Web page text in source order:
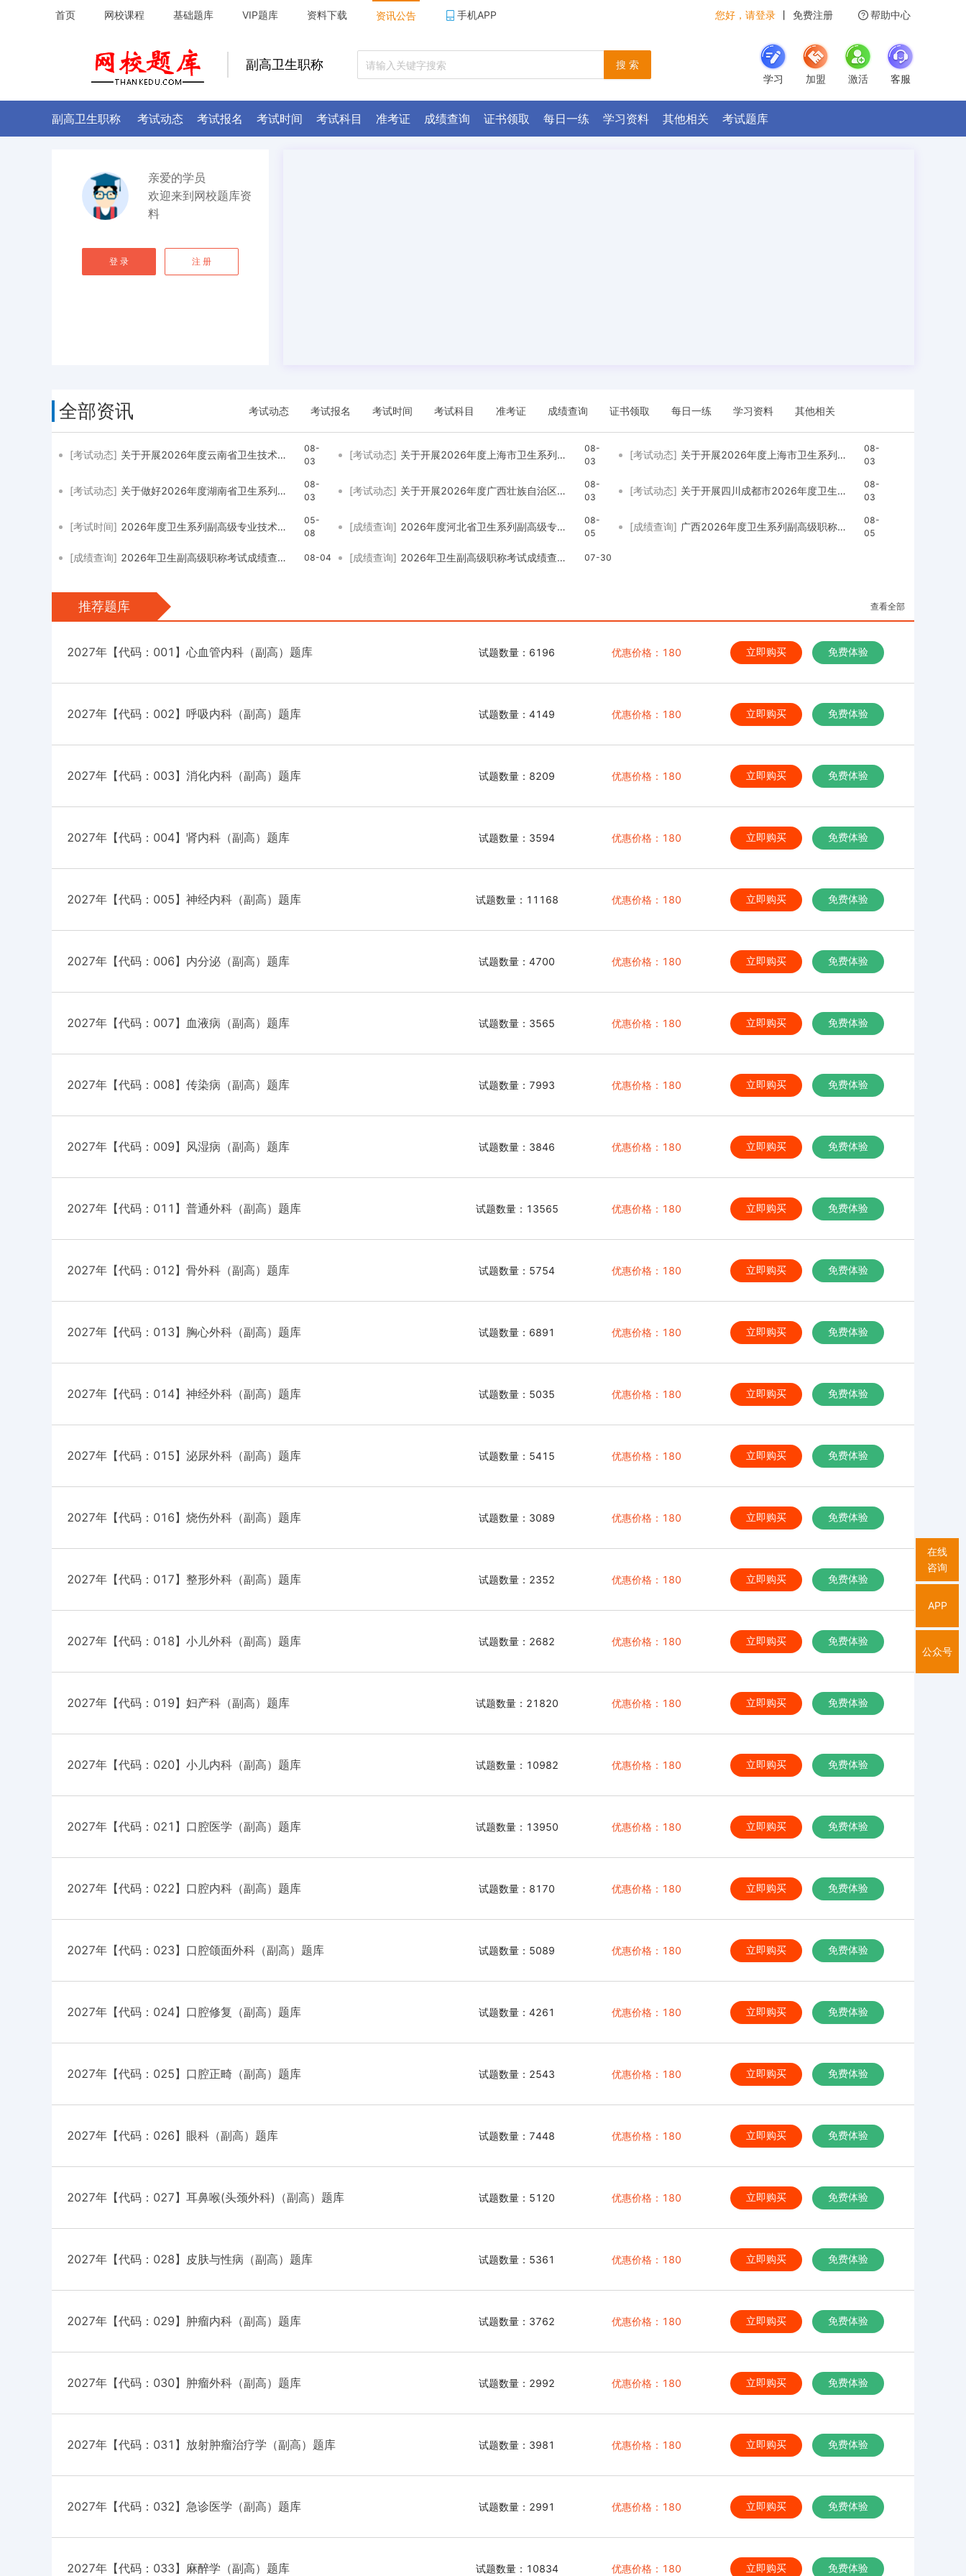
首页 网校课程 基础题库 VIP题库 资料下载 资讯公告 手机APP 您好，请登录 丨 免费注册 帮助中心
在线
咨询
APP
公众号
副高卫生职称
搜 索
学习
加盟 激活 客服
副高卫生职称 考试动态 考试报名 考试时间 考试科目 准考证 成绩查询 证书领取 每日一练 学习资料 其他相关 考试题库
亲爱的学员
欢迎来到网校题库资
料
登 录 注 册
全部资讯 考试动态 考试报名 考试时间 考试科目 准考证 成绩查询 证书领取 每日一练 学习资料 其他相关
[考试动态] 关于开展2026年度云南省卫生技术副高级职称申报评审工作的通知
08-
03
[考试动态] 关于开展2026年度上海市卫生系列社区卫生正高级职称申报工作的通知
08-
03
[考试动态] 关于开展2026年度上海市卫生系列副高级职称申报工作的通知
08-
03
[考试动态] 关于做好2026年度湖南省卫生系列副高级职称评审工作的通知
08-
03
[考试动态] 关于开展2026年度广西壮族自治区卫生系列副高级职称评审工作的通知
08-
03
[考试动态] 关于开展四川成都市2026年度卫生和基层卫生副高级职称评审工作的通知
08-
03
[考试时间] 2026年度卫生系列副高级专业技术资格考试时间定于2026年7月4日至5日举行
05-
08
[成绩查询] 2026年度河北省卫生系列副高级专业技术资格实践技能考试成绩查询的通知
08-
05
[成绩查询] 广西2026年度卫生系列副高级职称专业能力考试成绩即日发布
08-
05
[成绩查询] 2026年卫生副高级职称考试成绩查询通知 08-04 [成绩查询] 2026年卫生副高级职称考试成绩查询通知 07-30
推荐题库 查看全部
2027年【代码：001】心血管内科（副高）题库 试题数量：6196 优惠价格：180 立即购买 免费体验
2027年【代码：002】呼吸内科（副高）题库 试题数量：4149 优惠价格：180 立即购买 免费体验
2027年【代码：003】消化内科（副高）题库 试题数量：8209 优惠价格：180 立即购买 免费体验
2027年【代码：004】肾内科（副高）题库 试题数量：3594 优惠价格：180 立即购买 免费体验
2027年【代码：005】神经内科（副高）题库 试题数量：11168 优惠价格：180 立即购买 免费体验
2027年【代码：006】内分泌（副高）题库 试题数量：4700 优惠价格：180 立即购买 免费体验
2027年【代码：007】血液病（副高）题库 试题数量：3565 优惠价格：180 立即购买 免费体验
2027年【代码：008】传染病（副高）题库 试题数量：7993 优惠价格：180 立即购买 免费体验
2027年【代码：009】风湿病（副高）题库 试题数量：3846 优惠价格：180 立即购买 免费体验
2027年【代码：011】普通外科（副高）题库 试题数量：13565 优惠价格：180 立即购买 免费体验
2027年【代码：012】骨外科（副高）题库 试题数量：5754 优惠价格：180 立即购买 免费体验
2027年【代码：013】胸心外科（副高）题库 试题数量：6891 优惠价格：180 立即购买 免费体验
2027年【代码：014】神经外科（副高）题库 试题数量：5035 优惠价格：180 立即购买 免费体验
2027年【代码：015】泌尿外科（副高）题库 试题数量：5415 优惠价格：180 立即购买 免费体验
2027年【代码：016】烧伤外科（副高）题库 试题数量：3089 优惠价格：180 立即购买 免费体验
2027年【代码：017】整形外科（副高）题库 试题数量：2352 优惠价格：180 立即购买 免费体验
2027年【代码：018】小儿外科（副高）题库 试题数量：2682 优惠价格：180 立即购买 免费体验
2027年【代码：019】妇产科（副高）题库 试题数量：21820 优惠价格：180 立即购买 免费体验
2027年【代码：020】小儿内科（副高）题库 试题数量：10982 优惠价格：180 立即购买 免费体验
2027年【代码：021】口腔医学（副高）题库 试题数量：13950 优惠价格：180 立即购买 免费体验
2027年【代码：022】口腔内科（副高）题库 试题数量：8170 优惠价格：180 立即购买 免费体验
2027年【代码：023】口腔颌面外科（副高）题库 试题数量：5089 优惠价格：180 立即购买 免费体验
2027年【代码：024】口腔修复（副高）题库 试题数量：4261 优惠价格：180 立即购买 免费体验
2027年【代码：025】口腔正畸（副高）题库 试题数量：2543 优惠价格：180 立即购买 免费体验
2027年【代码：026】眼科（副高）题库 试题数量：7448 优惠价格：180 立即购买 免费体验
2027年【代码：027】耳鼻喉(头颈外科)（副高）题库 试题数量：5120 优惠价格：180 立即购买 免费体验
2027年【代码：028】皮肤与性病（副高）题库 试题数量：5361 优惠价格：180 立即购买 免费体验
2027年【代码：029】肿瘤内科（副高）题库 试题数量：3762 优惠价格：180 立即购买 免费体验
2027年【代码：030】肿瘤外科（副高）题库 试题数量：2992 优惠价格：180 立即购买 免费体验
2027年【代码：031】放射肿瘤治疗学（副高）题库 试题数量：3981 优惠价格：180 立即购买 免费体验
2027年【代码：032】急诊医学（副高）题库 试题数量：2991 优惠价格：180 立即购买 免费体验
2027年【代码：033】麻醉学（副高）题库 试题数量：10834 优惠价格：180 立即购买 免费体验